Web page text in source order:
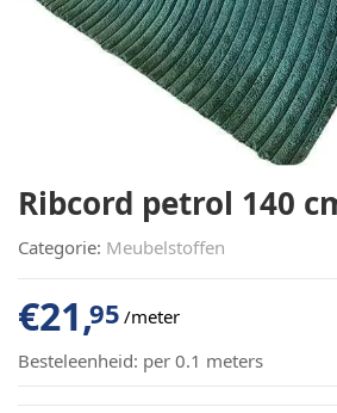
Ribcord petrol 140
Categorie: Meubelstoffen
€21,95 /meter
Besteleenheid: per 0.1 meters